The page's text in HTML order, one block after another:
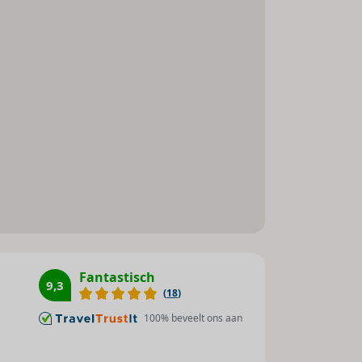
9,3 Fantastisch
(18)
100% beveelt ons aan